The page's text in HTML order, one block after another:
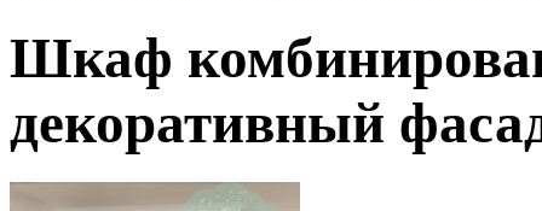
Шкаф
декоративный